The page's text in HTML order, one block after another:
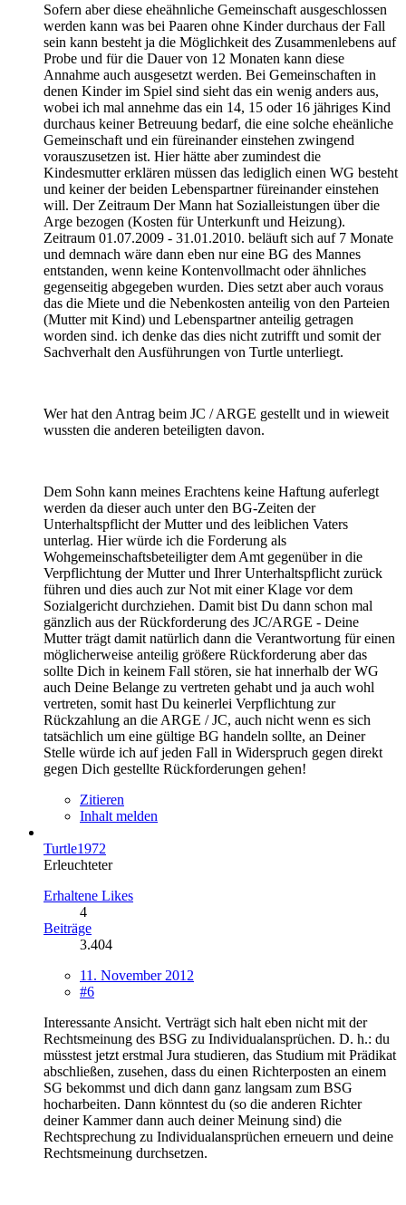
Sofern aber diese eheähnliche Gemeinschaft ausgeschlossen
werden kann was bei Paaren ohne Kinder durchaus der Fall
sein kann besteht ja die Möglichkeit des Zusammenlebens auf
Probe und für die Dauer von 12 Monaten kann diese
Annahme auch ausgesetzt werden. Bei Gemeinschaften in
denen Kinder im Spiel sind sieht das ein wenig anders aus,
wobei ich mal annehme das ein 14, 15 oder 16 jähriges Kind
durchaus keiner Betreuung bedarf, die eine solche eheänliche
Gemeinschaft und ein füreinander einstehen zwingend
vorauszusetzen ist. Hier hätte aber zumindest die
Kindesmutter erklären müssen das lediglich einen WG besteht
und keiner der beiden Lebenspartner füreinander einstehen
will. Der Zeitraum Der Mann hat Sozialleistungen über die
Arge bezogen (Kosten für Unterkunft und Heizung).
Zeitraum 01.07.2009 - 31.01.2010. beläuft sich auf 7 Monate
und demnach wäre dann eben nur eine BG des Mannes
entstanden, wenn keine Kontenvollmacht oder ähnliches
gegenseitig abgegeben wurden. Dies setzt aber auch voraus
das die Miete und die Nebenkosten anteilig von den Parteien
(Mutter mit Kind) und Lebenspartner anteilig getragen
worden sind. ich denke das dies nicht zutrifft und somit der
Sachverhalt den Ausführungen von Turtle unterliegt.
Wer hat den Antrag beim JC / ARGE gestellt und in wieweit
wussten die anderen beteiligten davon.
Dem Sohn kann meines Erachtens keine Haftung auferlegt
werden da dieser auch unter den BG-Zeiten der
Unterhaltspflicht der Mutter und des leiblichen Vaters
unterlag. Hier würde ich die Forderung als
Wohgemeinschaftsbeteiligter dem Amt gegenüber in die
Verpflichtung der Mutter und Ihrer Unterhaltspflicht zurück
führen und dies auch zur Not mit einer Klage vor dem
Sozialgericht durchziehen. Damit bist Du dann schon mal
gänzlich aus der Rückforderung des JC/ARGE - Deine
Mutter trägt damit natürlich dann die Verantwortung für einen
möglicherweise anteilig größere Rückforderung aber das
sollte Dich in keinem Fall stören, sie hat innerhalb der WG
auch Deine Belange zu vertreten gehabt und ja auch wohl
vertreten, somit hast Du keinerlei Verpflichtung zur
Rückzahlung an die ARGE / JC, auch nicht wenn es sich
tatsächlich um eine gültige BG handeln sollte, an Deiner
Stelle würde ich auf jeden Fall in Widerspruch gegen direkt
gegen Dich gestellte Rückforderungen gehen!
Zitieren
Inhalt melden
Turtle1972
Erleuchteter
Erhaltene Likes
4
Beiträge
3.404
11. November 2012
#6
Interessante Ansicht. Verträgt sich halt eben nicht mit der
Rechtsmeinung des BSG zu Individualansprüchen. D. h.: du
müsstest jetzt erstmal Jura studieren, das Studium mit Prädikat
abschließen, zusehen, dass du einen Richterposten an einem
SG bekommst und dich dann ganz langsam zum BSG
hocharbeiten. Dann könntest du (so die anderen Richter
deiner Kammer dann auch deiner Meinung sind) die
Rechtsprechung zu Individualansprüchen erneuern und deine
Rechtsmeinung durchsetzen.